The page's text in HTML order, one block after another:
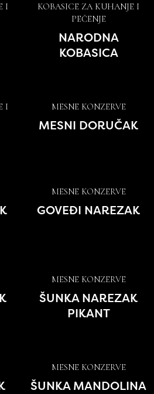
I
KOBASICE ZA KUHANJE I
PEČENJE
NARODNA
KOBASICA
I
MESNE KONZERVE
MESNI DORUČAK
MESNE KONZERVE
GOVEĐI NAREZAK
MESNE KONZERVE
ŠUNKA NAREZAK
PIKANT
MESNE KONZERVE
ŠUNKA MANDOLINA